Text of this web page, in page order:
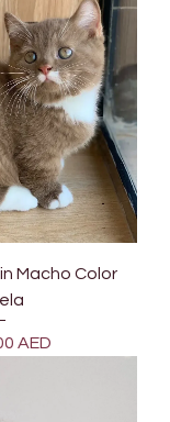
Macho Color
AED